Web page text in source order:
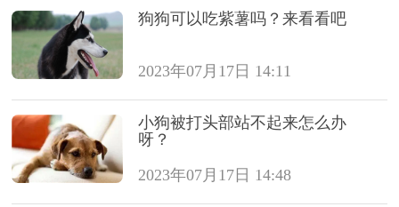
狗狗可以吃紫薯吗？来看看吧
2023年07月17日 14:11
小狗被打头部站不起来怎么办
呀？
2023年07月17日 14:48